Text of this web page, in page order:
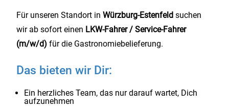
Für unseren Standort in Würzburg-Estenfeld suchen
wir ab sofort einen LKW-Fahrer / Service-Fahrer
(m/w/d) für die Gastronomiebelieferung.
Das bieten wir Dir:
Ein herzliches Team, das nur darauf wartet, Dich
aufzunehmen